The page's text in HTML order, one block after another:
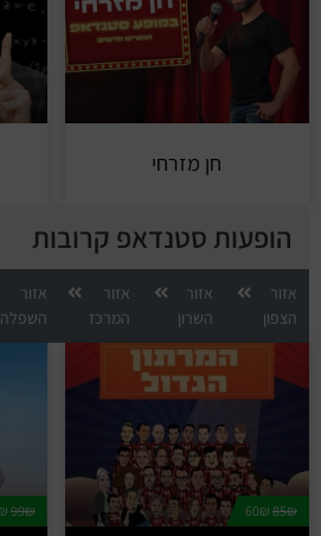
חן מזרחי
הופעות סטנדאפ קרובות
אזור
הצפון
אזור
השרון
אזור
המרכז
אזור
השפלה
85₪
99₪
59₪